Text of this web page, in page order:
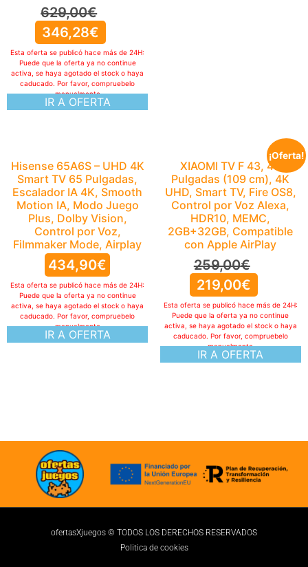
629,00€
346,28€
IR A OFERTA
Esta oferta se publicó hace más de 24H:
Puede que la oferta ya no continue
activa, se haya agotado el stock o haya
caducado. Por favor, compruebelo
manualmente
Hisense 65A6S – UHD 4K
Smart TV 65 Pulgadas,
Escalador IA 4K, Smooth
Motion IA, Modo Juego
Plus, Dolby Vision,
Control por Voz,
Filmmaker Mode, Airplay
434,90€
IR A OFERTA
Esta oferta se publicó hace más de 24H:
Puede que la oferta ya no continue
activa, se haya agotado el stock o haya
caducado. Por favor, compruebelo
manualmente
¡Oferta!
XIAOMI TV F 43, 43
Pulgadas (109 cm), 4K
UHD, Smart TV, Fire OS8,
Control por Voz Alexa,
HDR10, MEMC,
2GB+32GB, Compatible
con Apple AirPlay
259,00€
219,00€
IR A OFERTA
Esta oferta se publicó hace más de 24H:
Puede que la oferta ya no continue
activa, se haya agotado el stock o haya
caducado. Por favor, compruebelo
manualmente
ofertasXjuegos © TODOS LOS DERECHOS RESERVADOS
Politica de cookies